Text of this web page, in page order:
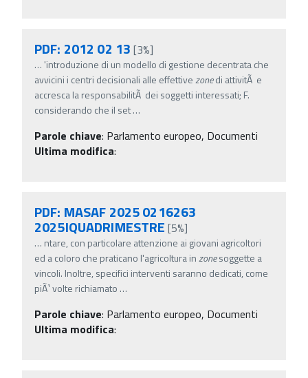
PDF: 2012 02 13 [3%]
… 'introduzione di un modello di gestione decentrata che
avvicini i centri decisionali alle effettivezonedi attivitÃ e
accresca la responsabilitÃ dei soggetti interessati; F.
considerando che il set…
Parole chiave: Parlamento europeo, Documenti
Ultima modifica:
PDF: MASAF 2025 0216263
2025IQUADRIMESTRE [5%]
… ntare, con particolare attenzione ai giovani agricoltori
ed a coloro che praticano l'agricoltura inzonesoggette a
vincoli. Inoltre, specifici interventi saranno dedicati, come
piÃ¹ volte richiamato …
Parole chiave: Parlamento europeo, Documenti
Ultima modifica: